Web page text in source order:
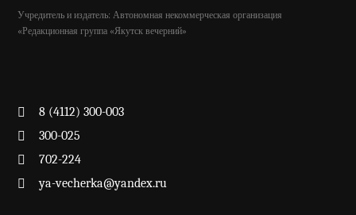
Учредитель и издатель: Автономная некоммерческая организация
«Редакционная группа «Якутск вечерний»
8 (4112) 300-003
300-025
702-224
ya-vecherka@yandex.ru